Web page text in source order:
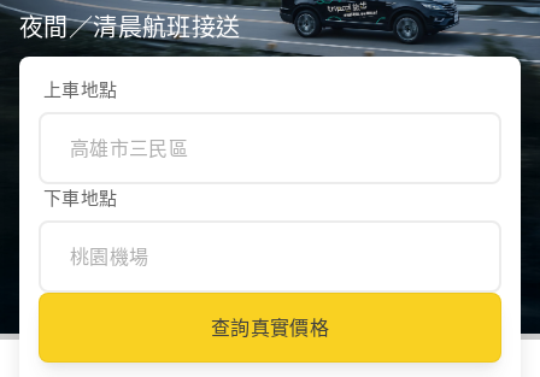
夜間／清晨航班接送
上車地點
下車地點
查詢真實價格